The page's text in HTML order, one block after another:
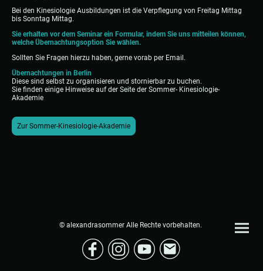
Bei den Kinesiologie Ausbildungen ist die Verpflegung von Freitag Mittag
bis Sonntag Mittag.
Sie erhalten vor dem Seminar ein Formular, indem Sie uns mitteilen können,
welche Übernachtungsoption Sie wählen.
Sollten Sie Fragen hierzu haben, gerne vorab per Email.
Übernachtungen in Berlin
Diese sind selbst zu organisieren und stornierbar zu buchen.
Sie finden einige Hinweise auf der Seite der Sommer- Kinesiologie-
Akademie
Zur Sommer-Kinesiologie-Akademie
© alexandrasommer Alle Rechte vorbehalten.